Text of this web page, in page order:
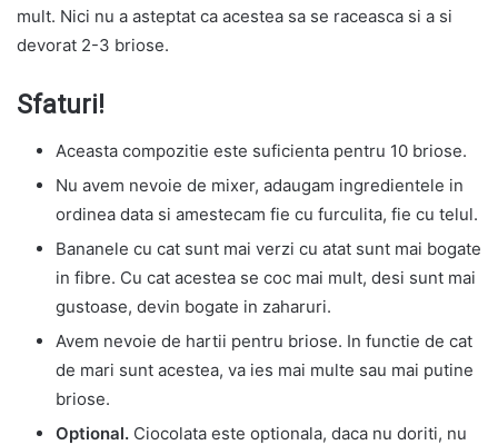
mult. Nici nu a asteptat ca acestea sa se raceasca si a si
devorat 2-3 briose.
Sfaturi!
Aceasta compozitie este suficienta pentru 10 briose.
Nu avem nevoie de mixer, adaugam ingredientele in
ordinea data si amestecam fie cu furculita, fie cu telul.
Bananele cu cat sunt mai verzi cu atat sunt mai bogate
in fibre. Cu cat acestea se coc mai mult, desi sunt mai
gustoase, devin bogate in zaharuri.
Avem nevoie de hartii pentru briose. In functie de cat
de mari sunt acestea, va ies mai multe sau mai putine
briose.
Optional. Ciocolata este optionala, daca nu doriti, nu